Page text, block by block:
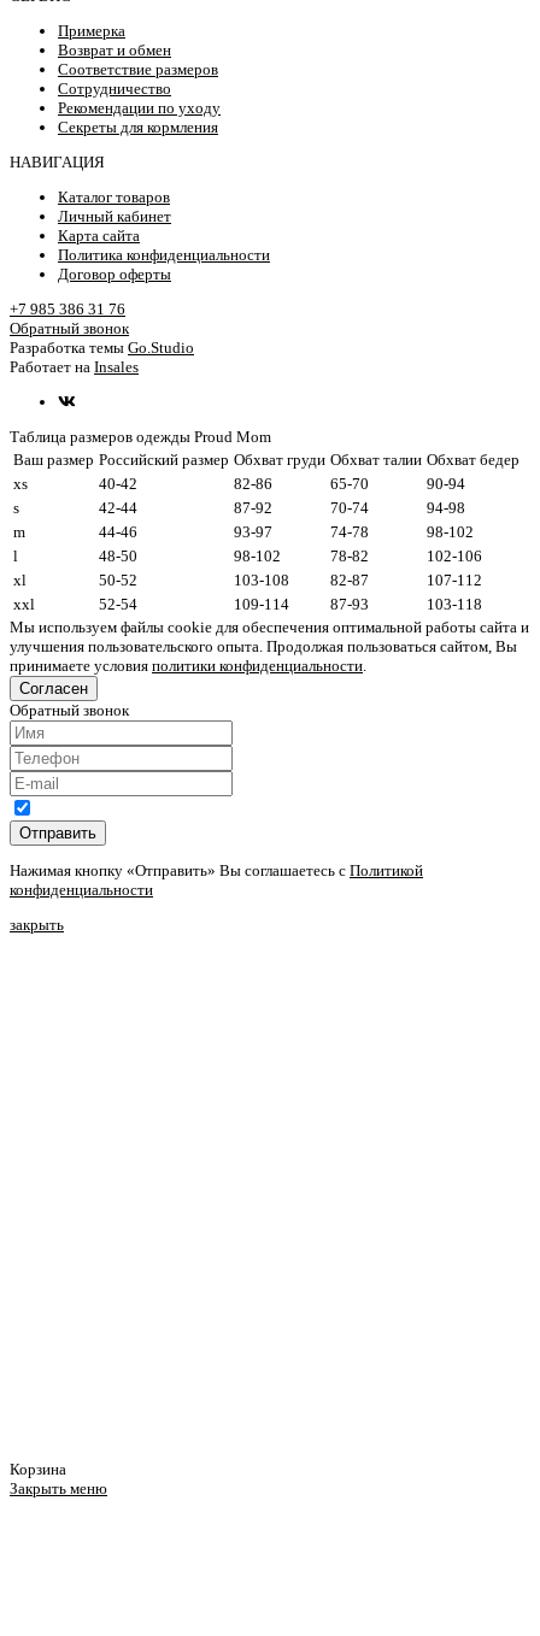
Примерка
Возврат и обмен
Соответствие размеров
Сотрудничество
Рекомендации по уходу
Секреты для кормления
НАВИГАЦИЯ
Каталог товаров
Личный кабинет
Карта сайта
Политика конфиденциальности
Договор оферты
+7 985 386 31 76
Обратный звонок
Разработка темы Go.Studio
Работает на Insales
Таблица размеров одежды Proud Mom
Ваш размер Российский размер Обхват груди Обхват талии Обхват бедер
xs
40-42 82-86 65-70
90-94
s
42-44 87-92 70-74
94-98
m
44-46 93-97 74-78
98-102
l
48-50 98-102 78-82
102-106
xl
50-52 103-108 82-87
107-112
xxl
52-54 109-114 87-93
103-118
Мы используем файлы cookie для обеспечения оптимальной работы сайта и
улучшения пользовательского опыта. Продолжая пользоваться сайтом, Вы
принимаете условия политики конфиденциальности.
Согласен
Обратный звонок
Отправить
Нажимая кнопку «Отправить» Вы соглашаетесь с Политикой
конфиденциальности
закрыть
Корзина
Закрыть меню